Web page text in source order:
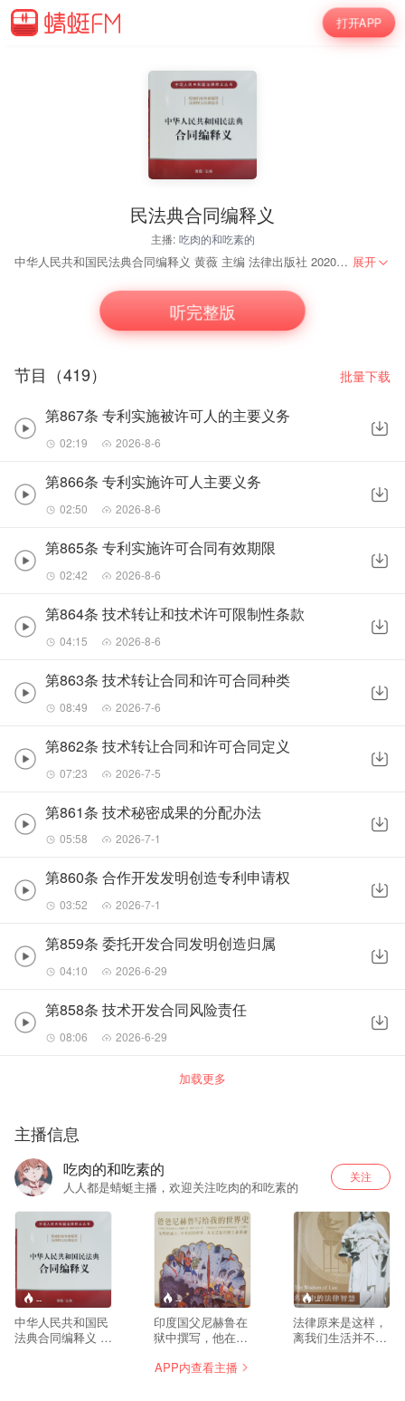
打开APP
民法典合同编释义
主播: 吃肉的和吃素的
中华人民共和国民法典合同编释义 黄薇 主编 法律出版社 2020年7月第一版 展开
听完整版
节目（419） 批量下载
第867条 专利实施被许可人的主要义务
02:19 2026-8-6
第866条 专利实施许可人主要义务
02:50 2026-8-6
第865条 专利实施许可合同有效期限
02:42 2026-8-6
第864条 技术转让和技术许可限制性条款
04:15 2026-8-6
第863条 技术转让合同和许可合同种类
08:49 2026-7-6
第862条 技术转让合同和许可合同定义
07:23 2026-7-5
第861条 技术秘密成果的分配办法
05:58 2026-7-1
第860条 合作开发发明创造专利申请权
03:52 2026-7-1
第859条 委托开发合同发明创造归属
04:10 2026-6-29
第858条 技术开发合同风险责任
08:06 2026-6-29
加载更多
主播信息
吃肉的和吃素的
人人都是蜻蜓主播，欢迎关注吃肉的和吃素的
关注
--
中华人民共和国民
法典合同编释义 黄
--
印度国父尼赫鲁在
狱中撰写，他在历
十分精深，在他为
--
法律原来是这样，
离我们生活并不遥
APP内查看主播